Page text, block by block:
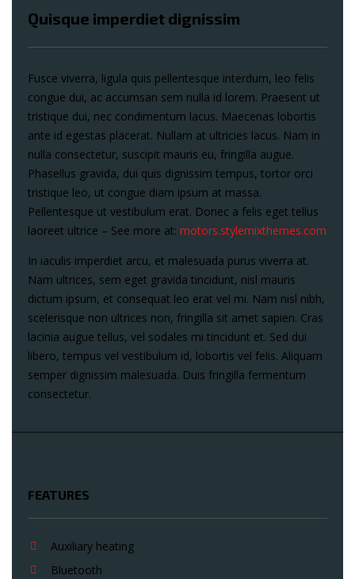
Quisque imperdiet dignissim
Fusce viverra, ligula quis pellentesque interdum, leo felis
congue dui, ac accumsan sem nulla id lorem. Praesent ut
tristique dui, nec condimentum lacus. Maecenas lobortis
ante id egestas placerat. Nullam at ultricies lacus. Nam in
nulla consectetur, suscipit mauris eu, fringilla augue.
Phasellus gravida, dui quis dignissim tempus, tortor orci
tristique leo, ut congue diam ipsum at massa.
Pellentesque ut vestibulum erat. Donec a felis eget tellus
laoreet ultrice – See more at: motors.stylemixthemes.com
In iaculis imperdiet arcu, et malesuada purus viverra at.
Nam ultrices, sem eget gravida tincidunt, nisl mauris
dictum ipsum, et consequat leo erat vel mi. Nam nisl nibh,
scelerisque non ultrices non, fringilla sit amet sapien. Cras
lacinia augue tellus, vel sodales mi tincidunt et. Sed dui
libero, tempus vel vestibulum id, lobortis vel felis. Aliquam
semper dignissim malesuada. Duis fringilla fermentum
consectetur.
FEATURES
Auxiliary heating
Bluetooth